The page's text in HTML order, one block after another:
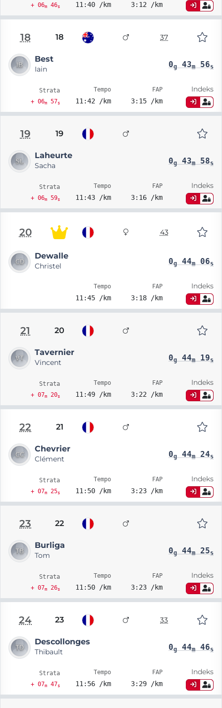
+ 06m46s 11:40 /km 3:12 /km
18 18 37
Best
Iain 0g43m56s
Strata
+ 06m57s
Tempo
11:42 /km
FAP
3:15 /km
Indeks
19 19
Laheurte
Sacha 0g43m58s
Strata
+ 06m59s
Tempo
11:43 /km
FAP
3:16 /km
Indeks
20 43
Dewalle
Christel 0g44m06s
Tempo
11:45 /km
FAP
3:18 /km
Indeks
21 20
Tavernier
Vincent 0g44m19s
Strata
+ 07m20s
Tempo
11:49 /km
FAP
3:22 /km
Indeks
22 21
Chevrier
Clément 0g44m24s
Strata
+ 07m25s
Tempo
11:50 /km
FAP
3:23 /km
Indeks
23 22
Burliga
Tom 0g44m25s
Strata
+ 07m26s
Tempo
11:50 /km
FAP
3:23 /km
Indeks
24 23 33
Descollonges
Thibault 0g44m46s
Strata
+ 07m47s
Tempo
11:56 /km
FAP
3:29 /km
Indeks